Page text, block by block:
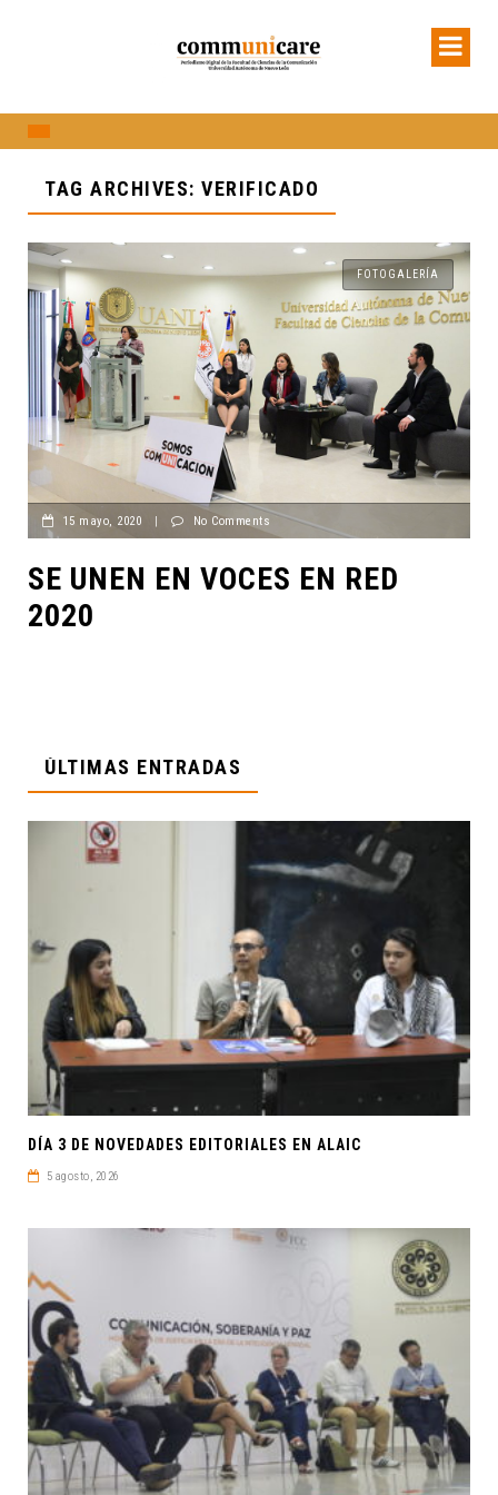
TAG ARCHIVES: VERIFICADO
FOTOGALERÍA
15 mayo, 2020 | No Comments
SE UNEN EN VOCES EN RED
2020
ÚLTIMAS ENTRADAS
DÍA 3 DE NOVEDADES EDITORIALES EN ALAIC
5 agosto, 2026